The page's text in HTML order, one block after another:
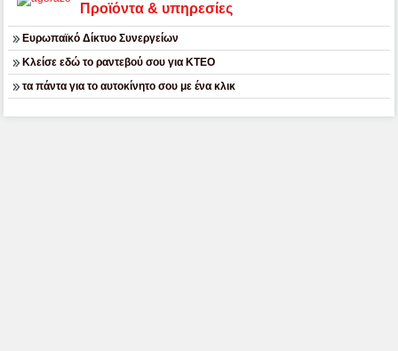
Προϊόντα & υπηρεσίες
Ευρωπαϊκό Δίκτυο Συνεργείων
Κλείσε εδώ το ραντεβού σου για ΚΤΕΟ
τα πάντα για το αυτοκίνητο σου με ένα κλικ